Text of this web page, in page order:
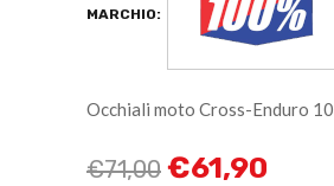
MARCHIO:
Occhiali moto Cross-Enduro
€71,00 €61,90